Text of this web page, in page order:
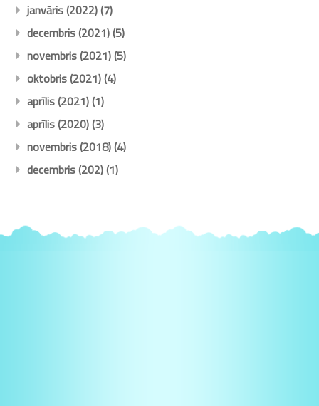
janvāris (2022)(7)
decembris (2021)(5)
novembris (2021)(5)
oktobris (2021)(4)
aprīlis (2021)(1)
aprīlis (2020)(3)
novembris (2018)(4)
decembris (202)(1)